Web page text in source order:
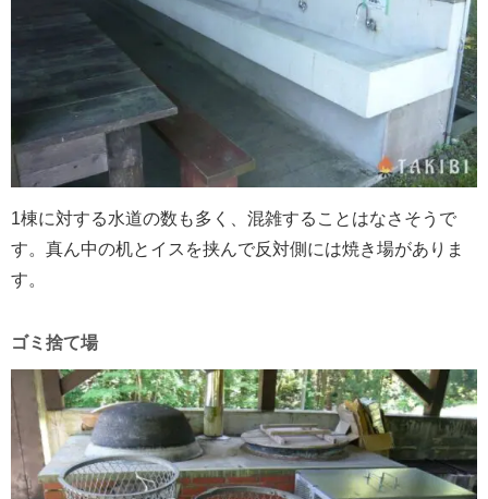
1棟に対する水道の数も多く、混雑することはなさそうで
す。真ん中の机とイスを挟んで反対側には焼き場がありま
す。
ゴミ捨て場